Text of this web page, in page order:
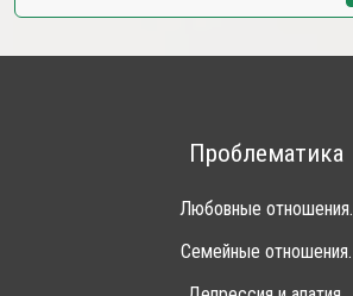
Проблематика
Любовные отношения.
Семейные отношения.